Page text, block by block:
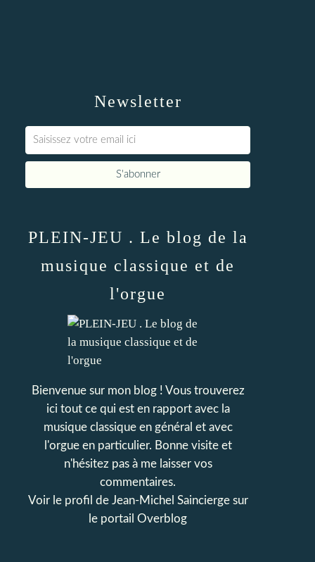
Newsletter
PLEIN-JEU . Le blog de la
musique classique et de
l'orgue
Bienvenue sur mon blog ! Vous trouverez
ici tout ce qui est en rapport avec la
musique classique en général et avec
l'orgue en particulier. Bonne visite et
n'hésitez pas à me laisser vos
commentaires.
Voir le profil de Jean-Michel Sainciergesur
le portail Overblog